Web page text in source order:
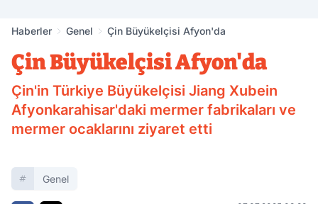
Haberler Genel Çin Büyükelçisi Afyon'da
Çin Büyükelçisi Afyon'da
Çin'in Türkiye Büyükelçisi Jiang Xubein
Afyonkarahisar'daki mermer fabrikaları ve
mermer ocaklarını ziyaret etti
Genel